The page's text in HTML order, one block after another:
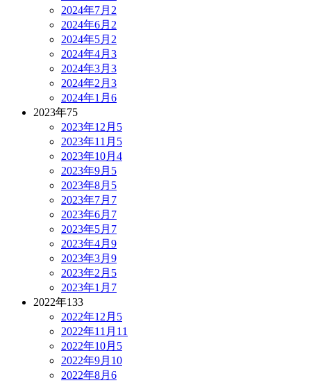
2024年7月 2
2024年6月 2
2024年5月 2
2024年4月 3
2024年3月 3
2024年2月 3
2024年1月 6
2023年75
2023年12月 5
2023年11月 5
2023年10月 4
2023年9月 5
2023年8月 5
2023年7月 7
2023年6月 7
2023年5月 7
2023年4月 9
2023年3月 9
2023年2月 5
2023年1月 7
2022年133
2022年12月 5
2022年11月 11
2022年10月 5
2022年9月 10
2022年8月 6